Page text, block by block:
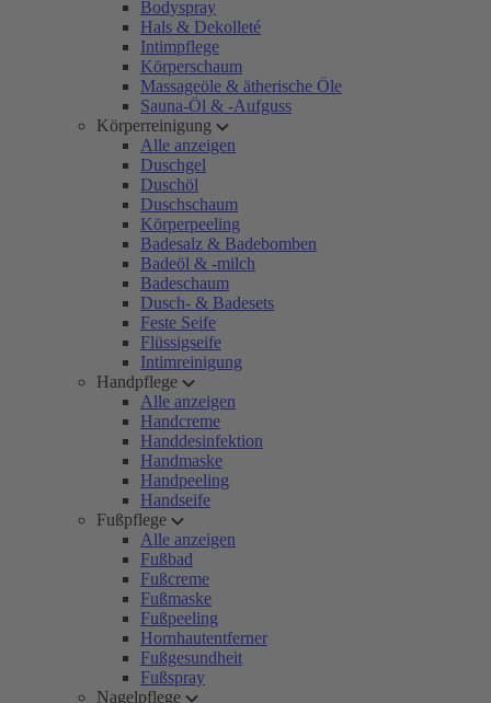
Bodyspray
Hals & Dekolleté
Intimpflege
Körperschaum
Massageöle & ätherische Öle
Sauna-Öl & -Aufguss
Körperreinigung
Alle anzeigen
Duschgel
Duschöl
Duschschaum
Körperpeeling
Badesalz & Badebomben
Badeöl & -milch
Badeschaum
Dusch- & Badesets
Feste Seife
Flüssigseife
Intimreinigung
Handpflege
Alle anzeigen
Handcreme
Handdesinfektion
Handmaske
Handpeeling
Handseife
Fußpflege
Alle anzeigen
Fußbad
Fußcreme
Fußmaske
Fußpeeling
Hornhautentferner
Fußgesundheit
Fußspray
Nagelpflege